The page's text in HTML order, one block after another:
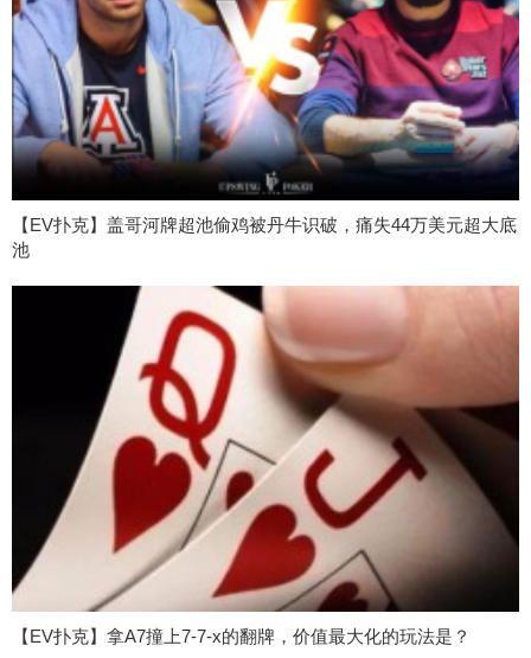
【EV扑克】盖哥河牌超池偷鸡被丹牛识破，痛失44万美元超大底
池
【EV扑克】拿A7撞上7-7-x的翻牌，价值最大化的玩法是？